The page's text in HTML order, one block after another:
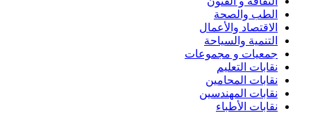
الطب والصحة
الاقتصاد والأعمال
التنمية والسياحة
جمعيات و مجموعات
نقابات التعليم
نقابات المحامين
نقابات المهندسين
نقابات الأطباء